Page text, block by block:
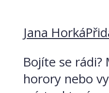
Jana Horká
Bojíte se rádi?
horory nebo